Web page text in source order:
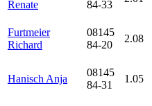
Renate
84-33
Furtmeier
Richard
08145
84-20
2.08
Hanisch Anja
08145
84-31
1.05